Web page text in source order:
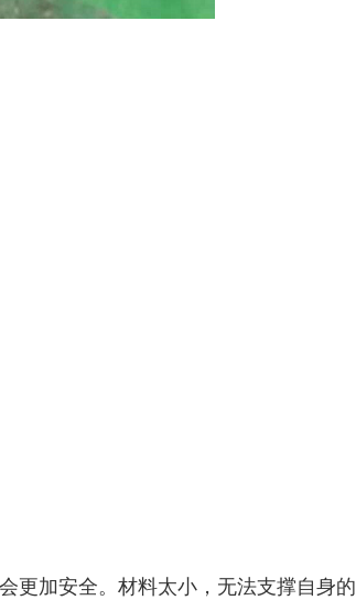
更加安全。材料太小，无法支撑自身的